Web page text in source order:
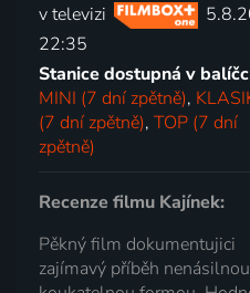
v televizi
22:35
Stanice dostupná v
MINI (7 dní zpětně),
(7 dní zpětně),TOP (7 dní
zpětně)
Recenze filmu Kajínek:
Pěkný film dokumentujici
zajímavý příběh nenásilnou